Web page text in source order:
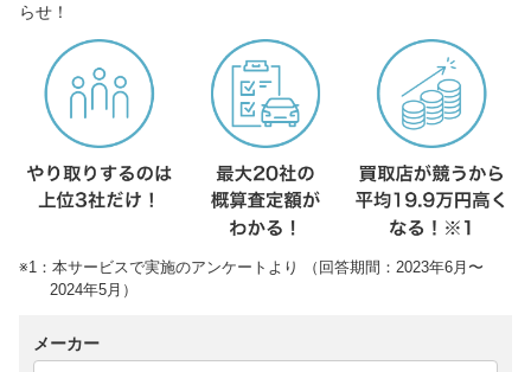
らせ！
※1：本サービスで実施のアンケートより （回答期間：2023年6月〜
2024年5月）
メーカー